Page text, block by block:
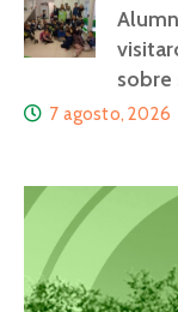
sobre
7 agosto, 2026